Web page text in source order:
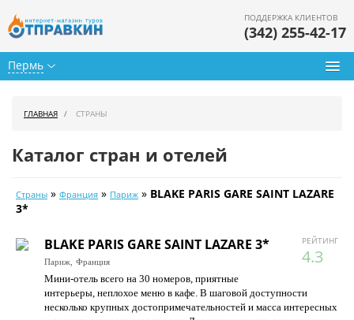
Пермь
ПОДДЕРЖКА КЛИЕНТОВ
(342) 255-42-17
Календарь туров
Цены дня
Страны
Как купить
ГЛАВНАЯ СТРАНЫ
Каталог стран и отелей
Страны » Франция » Париж » BLAKE PARIS GARE SAINT LAZARE
3*
РЕЙТИНГ
4.3
BLAKE PARIS GARE SAINT LAZARE 3*
Париж, Франция
Мини-отель всего на 30 номеров, приятные
интерьеры, неплохое меню в кафе. В шаговой доступности
несколько крупных достопримечательностей и масса интересных